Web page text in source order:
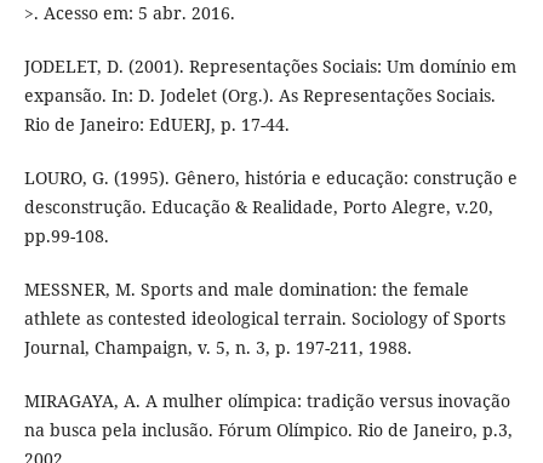
>. Acesso em: 5 abr. 2016.
JODELET, D. (2001). Representações Sociais: Um domínio em
expansão. In: D. Jodelet (Org.). As Representações Sociais.
Rio de Janeiro: EdUERJ, p. 17-44.
LOURO, G. (1995). Gênero, história e educação: construção e
desconstrução. Educação & Realidade, Porto Alegre, v.20,
pp.99-108.
MESSNER, M. Sports and male domination: the female
athlete as contested ideological terrain. Sociology of Sports
Journal, Champaign, v. 5, n. 3, p. 197-211, 1988.
MIRAGAYA, A. A mulher olímpica: tradição versus inovação
na busca pela inclusão. Fórum Olímpico. Rio de Janeiro, p.3,